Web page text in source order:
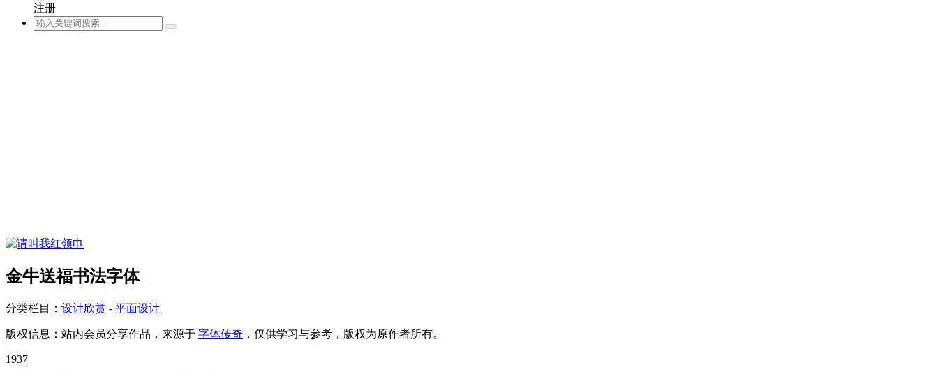
注册
金牛送福书法字体
分类栏目： 设计欣赏 - 平面设计
版权信息： 站内会员分享作品，来源于 字体传奇 ，仅供学习与参考，版权为原作者所有。
1937